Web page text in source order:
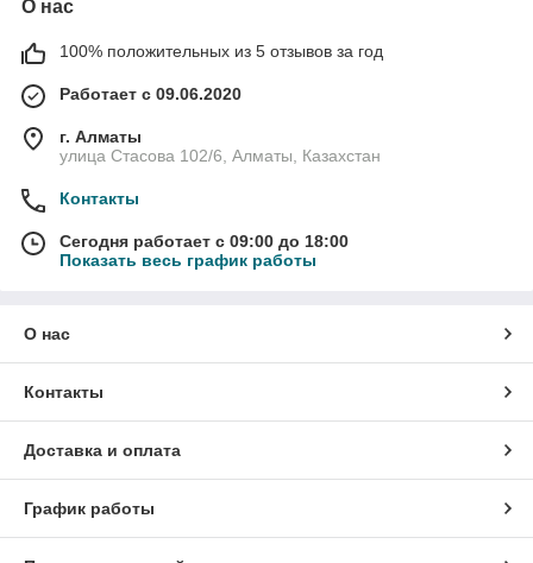
О нас
100% положительных из 5 отзывов за год
Работает с 09.06.2020
г. Алматы
улица Стасова 102/6, Алматы, Казахстан
Контакты
Сегодня работает с 09:00 до 18:00
Показать весь график работы
О нас
Контакты
Доставка и оплата
График работы